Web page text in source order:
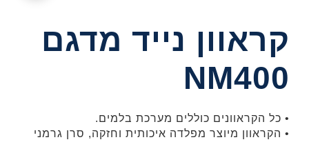
קראוון נייד מדגם
NM400
• כל הקראוונים כוללים מערכת בלמים.
• הקראוון מיוצר מפלדה איכותית וחזקה, סרן גרמני